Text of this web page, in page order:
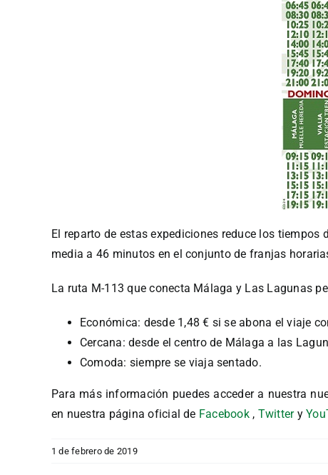
El reparto de estas expediciones reduce los
media a 46 minutos en el conjunto de franjas
La ruta M-113 que conecta Málaga y Las Lagunas
Económica: desde 1,48 € si se abona el viaje
Cercana: desde el centro de Málaga a las
Comoda: siempre se viaja sentado.
Para más información puedes acceder a nuestra
en nuestra página oficial de Facebook, Twittery
1 de febrero de 2019